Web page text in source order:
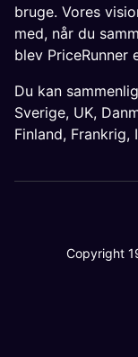
bruge. Vores
med, når du
blev PriceRunner
Du kan
Sverige, UK,
Finland, Frankrig,
Copyright